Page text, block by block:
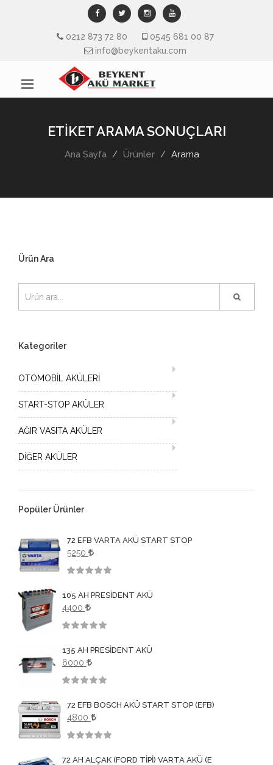
0212 873 72 80
0545 681 00 87
info@beykentaku.com
ETİKET ARAMA SONUÇLARI
Ana Sayfa Ürünler Arama
Ürün Ara
Kategoriler
OTOMOBİL AKÜLERİ
START-STOP AKÜLER
AĞIR VASITA AKÜLER
DİĞER AKÜLER
Popüler Ürünler
72 EFB VARTA AKÜ START STOP
5250
105 AH PRESİDENT AKÜ
4400
135 AH PRESİDENT AKÜ
6000
72 EFB BOSCH AKÜ START STOP (EFB)
4800
72 AH ALÇAK (FORD TİPİ) VARTA AKÜ (E